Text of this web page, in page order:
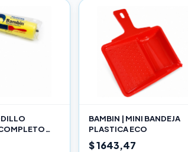
BAMBIN | MINI BANDEJA
PLASTICA ECO
$ 1643,47